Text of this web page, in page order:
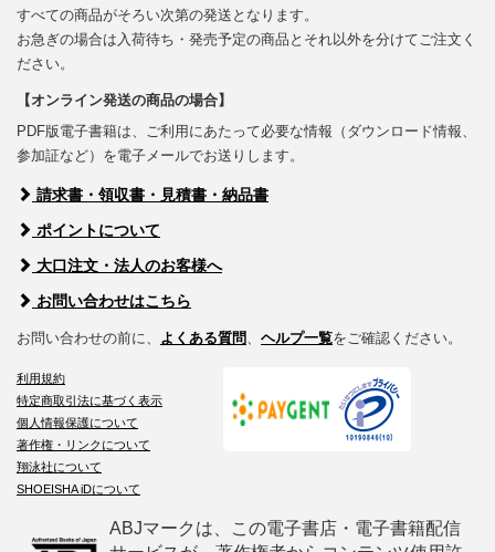
すべての商品がそろい次第の発送となります。
お急ぎの場合は入荷待ち・発売予定の商品とそれ以外を分けてご注文く
ださい。
【オンライン発送の商品の場合】
PDF版電子書籍は、ご利用にあたって必要な情報（ダウンロード情報、
参加証など）を電子メールでお送りします。
請求書・領収書・見積書・納品書
ポイントについて
大口注文・法人のお客様へ
お問い合わせはこちら
お問い合わせの前に、 よくある質問、 ヘルプ一覧をご確認ください。
利用規約
特定商取引法に基づく表示
個人情報保護について
著作権・リンクについて
翔泳社について
SHOEISHA iDについて
ABJマークは、この電子書店・電子書籍配信